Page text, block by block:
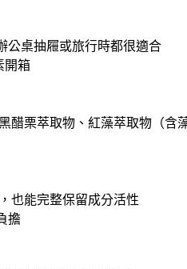
公桌抽屜或旅行時都很適合
開箱
醋栗萃取物、紅藻萃取物（含
也能完整保留成分活性
擔